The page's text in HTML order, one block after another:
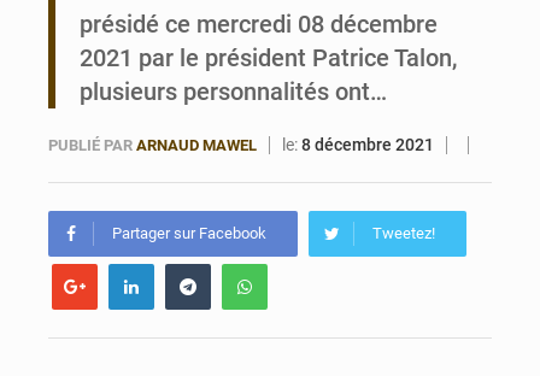
présidé ce mercredi 08 décembre
2021 par le président Patrice Talon,
plusieurs personnalités ont…
PUBLIÉ PAR ARNAUD MAWEL le:8 décembre 2021
Partager sur Facebook Tweetez!